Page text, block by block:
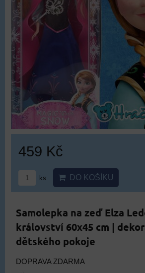
459 Kč
ks DO KOŠÍKU
Samolepka na zeď Elza
království 60x45 cm |
dětského pokoje
DOPRAVA ZDARMA